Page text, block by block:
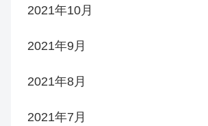
2021年10月
2021年9月
2021年8月
2021年7月